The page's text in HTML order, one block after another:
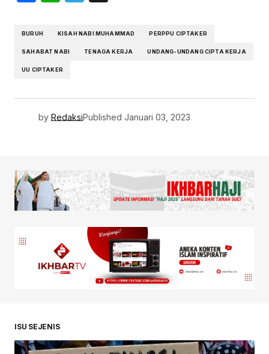
BURUH KISAH NABI MUHAMMAD PERPPU CIPTAKER
SAHABAT NABI TENAGA KERJA UNDANG-UNDANG CIPTA KERJA
UU CIPTAKER
by RedaksiPublished Januari 03, 2023
ISU SEJENIS